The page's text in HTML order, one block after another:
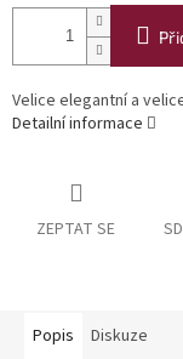
Velice elegantní a
Detailní informace
ZEPTAT SE
Popis Diskuze